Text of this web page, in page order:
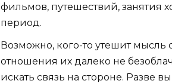
фильмов, путешествий, занятия
период.
Возможно, кого-то утешит мысль
отношения их далеко не
искать связь на стороне. Разве